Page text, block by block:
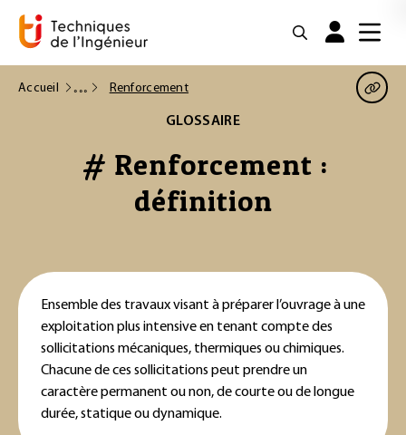
Accueil Renforcement
GLOSSAIRE
# Renforcement :
définition
Ensemble des travaux visant à préparer l’ouvrage à une
exploitation plus intensive en tenant compte des
sollicitations mécaniques, thermiques ou chimiques.
Chacune de ces sollicitations peut prendre un
caractère permanent ou non, de courte ou de longue
durée, statique ou dynamique.